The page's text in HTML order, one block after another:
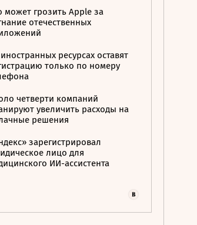
может грозить Apple за
отечественных
ресурсах оставят
только по номеру
четверти компаний
увеличить расходы на
решения
зарегистрировал
лицо для
ИИ-ассистента